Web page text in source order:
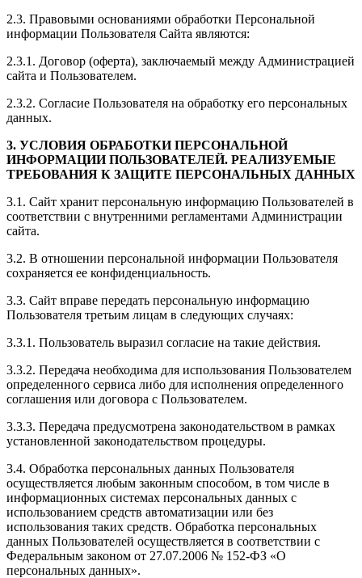
2.3. Правовыми основаниями обработки Персональной
информации Пользователя Сайта являются:
2.3.1. Договор (оферта), заключаемый между Администрацией
сайта и Пользователем.
2.3.2. Согласие Пользователя на обработку его персональных
данных.
3. УСЛОВИЯ ОБРАБОТКИ ПЕРСОНАЛЬНОЙ
ИНФОРМАЦИИ ПОЛЬЗОВАТЕЛЕЙ. РЕАЛИЗУЕМЫЕ
ТРЕБОВАНИЯ К ЗАЩИТЕ ПЕРСОНАЛЬНЫХ ДАННЫХ
3.1. Сайт хранит персональную информацию Пользователей в
соответствии с внутренними регламентами Администрации
сайта.
3.2. В отношении персональной информации Пользователя
сохраняется ее конфиденциальность.
3.3. Сайт вправе передать персональную информацию
Пользователя третьим лицам в следующих случаях:
3.3.1. Пользователь выразил согласие на такие действия.
3.3.2. Передача необходима для использования Пользователем
определенного сервиса либо для исполнения определенного
соглашения или договора с Пользователем.
3.3.3. Передача предусмотрена законодательством в рамках
установленной законодательством процедуры.
3.4. Обработка персональных данных Пользователя
осуществляется любым законным способом, в том числе в
информационных системах персональных данных с
использованием средств автоматизации или без
использования таких средств. Обработка персональных
данных Пользователей осуществляется в соответствии с
Федеральным законом от 27.07.2006 № 152-ФЗ «О
персональных данных».